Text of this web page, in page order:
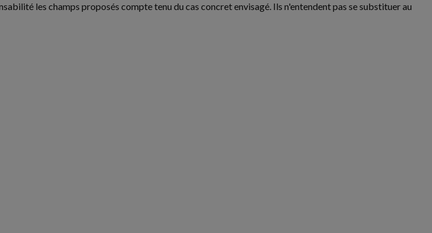
les champs proposés compte tenu du cas concret envisagé. Ils n'entendent pas se substituer au